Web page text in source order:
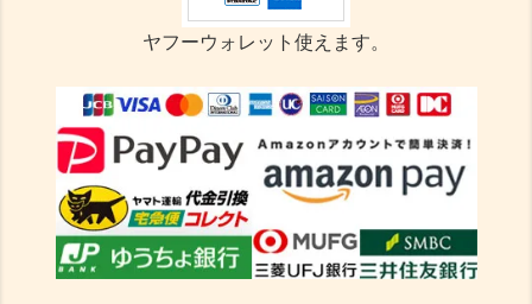
ヤフーウォレット使えます。